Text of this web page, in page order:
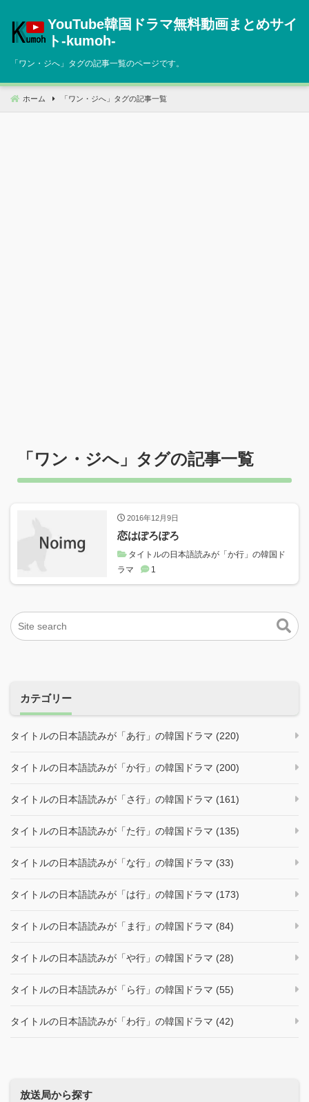
へ
動
YouTube韓国ドラマ無料動画まとめサイ
ト‐kumoh‐
「ワン・ジへ 」タグの記事一覧のページです。
ホーム 「 ワン・ジへ 」タグの記事一覧
「ワン・ジへ 」タグの記事一覧
2016年12月9日
恋はぽろぽろ
タイトルの日本語読みが「か行」の韓国ド
ラマ
1
カテゴリー
タイトルの日本語読みが「あ行」の韓国ドラマ (220)
タイトルの日本語読みが「か行」の韓国ドラマ (200)
タイトルの日本語読みが「さ行」の韓国ドラマ (161)
タイトルの日本語読みが「た行」の韓国ドラマ (135)
タイトルの日本語読みが「な行」の韓国ドラマ (33)
タイトルの日本語読みが「は行」の韓国ドラマ (173)
タイトルの日本語読みが「ま行」の韓国ドラマ (84)
タイトルの日本語読みが「や行」の韓国ドラマ (28)
タイトルの日本語読みが「ら行」の韓国ドラマ (55)
タイトルの日本語読みが「わ行」の韓国ドラマ (42)
放送局から探す